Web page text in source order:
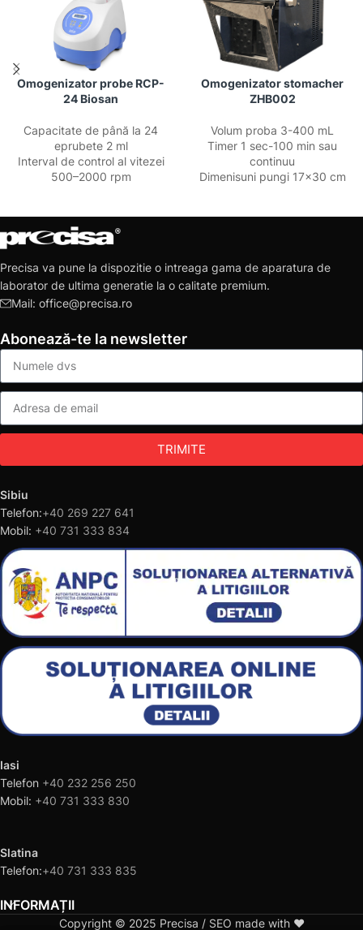
Omogenizator probe RCP-
24 Biosan
Capacitate de până la 24
eprubete 2 ml
Interval de control al vitezei
500–2000 rpm
Omogenizator stomacher
ZHB002
Volum proba 3-400 mL
Timer 1 sec-100 min sau
continuu
Dimenisuni pungi 17×30 cm
Precisa va pune la dispozitie o intreaga gama de aparatura de
laborator de ultima generatie la o calitate premium.
Mail: office@precisa.ro
Abonează-te la newsletter
TRIMITE
Sibiu
Telefon:+40 269 227 641
Mobil: +40 731 333 834
Iasi
Telefon +40 232 256 250
Mobil: +40 731 333 830
Slatina
Telefon:+40 731 333 835
INFORMAȚII
Copyright © 2025 Precisa / SEO made with ❤️